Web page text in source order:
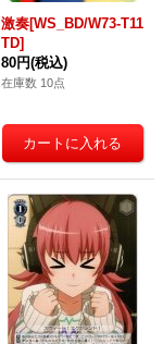
激奏[WS_BD/W73-T11
TD]
80円(税込)
在庫数 10点